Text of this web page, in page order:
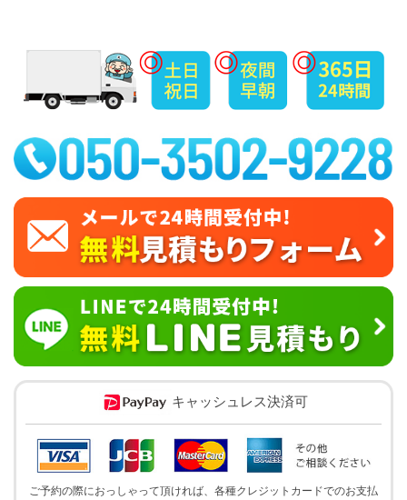
キャッシュレス決済可
ご予約の際におっしゃって頂ければ、各種クレジットカードでのお支払